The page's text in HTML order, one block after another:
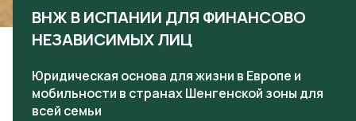
ВНЖ В ИСПАНИИ ДЛЯ ФИНАНСОВО
НЕЗАВИСИМЫХ ЛИЦ
Юридическая основа для жизни в Европе и
мобильности в странах Шенгенской зоны для
всей семьи